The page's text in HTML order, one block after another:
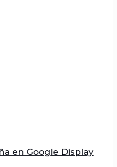
en Google Display